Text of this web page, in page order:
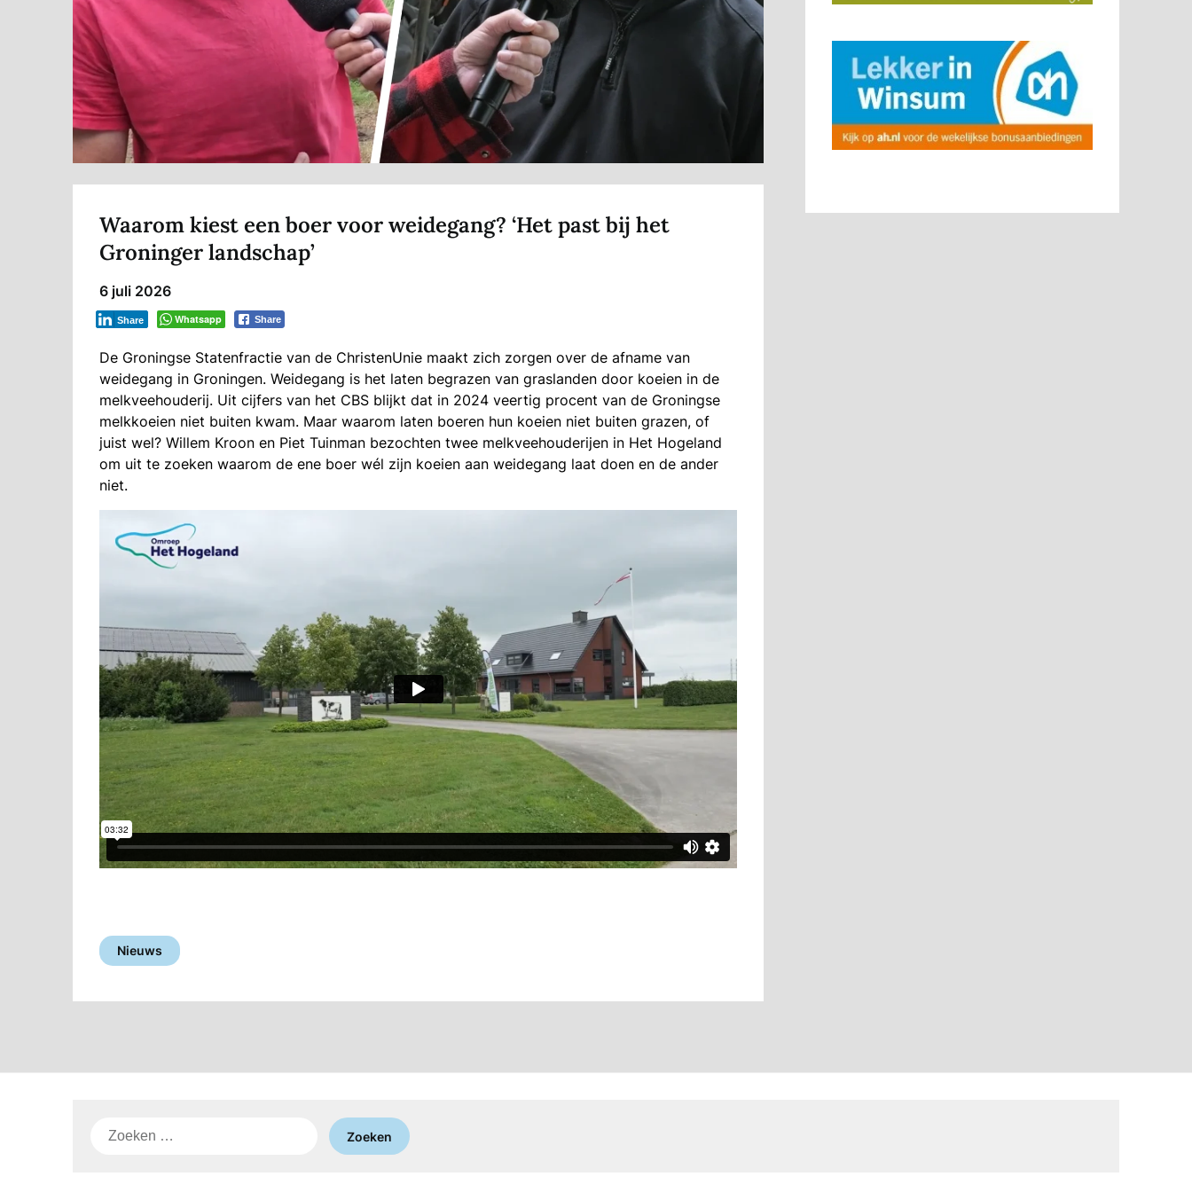
Waarom kiest een boer voor weidegang? ‘Het past bij het
Groninger landschap’
6 juli 2026
Whatsapp Share
Share
De Groningse Statenfractie van de ChristenUnie maakt zich zorgen over de afname van
weidegang in Groningen. Weidegang is het laten begrazen van graslanden door koeien in de
melkveehouderij. Uit cijfers van het CBS blijkt dat in 2024 veertig procent van de Groningse
melkkoeien niet buiten kwam. Maar waarom laten boeren hun koeien niet buiten grazen, of
juist wel? Willem Kroon en Piet Tuinman bezochten twee melkveehouderijen in Het Hogeland
om uit te zoeken waarom de ene boer wél zijn koeien aan weidegang laat doen en de ander
niet.
Nieuws
Zoeken